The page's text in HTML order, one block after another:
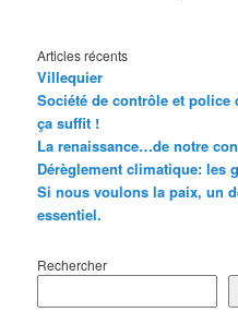
Articles récents
Villequier
Société de contrôle et
ça suffit !
La renaissance…de notre
Dérèglement climatique: les
Si nous voulons la paix, un
essentiel.
Rechercher